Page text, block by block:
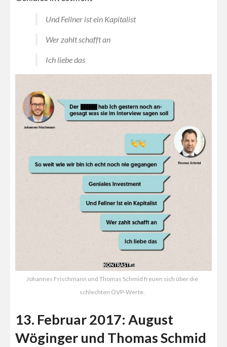
Und Fellner ist ein Kapitalist
Wer zahlt schafft an
Ich liebe das
Johannes Frischmann und Thomas Schmid freuen sich über die
schlechten ÖVP-Werte.
13. Februar 2017: August
Wöginger und Thomas Schmid